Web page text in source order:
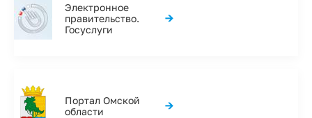
Электронное
правительство.
Госуслуги
→
Портал Омской
области
→